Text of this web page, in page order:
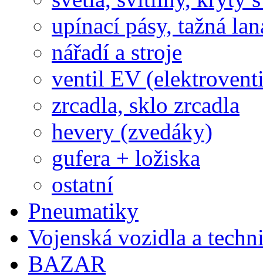
upínací pásy, tažná
nářadí a stroje
ventil EV
zrcadla, sklo zrcadla
hevery (zvedáky)
gufera + ložiska
ostatní
Pneumatiky
Vojenská vozidla a
BAZAR